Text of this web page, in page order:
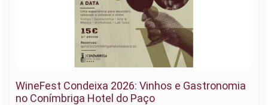
WineFest Condeixa 2026: Vinhos e Gastronomia
no Conímbriga Hotel do Paço